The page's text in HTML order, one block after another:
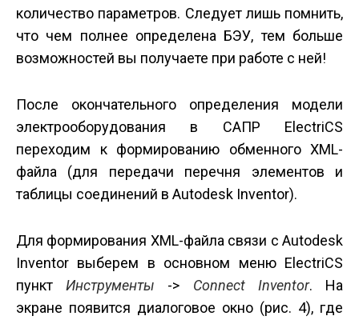
количество параметров. Следует лишь помнить,
что чем полнее определена БЭУ, тем больше
возможностей вы получаете при работе с ней!
После окончательного определения модели
электрооборудования в САПР ElectriCS
переходим к формированию обменного XML-
файла (для передачи перечня элементов и
таблицы соединений в Autodesk Inventor).
Для формирования XML-файла связи с Autodesk
Inventor выберем в основном меню ElectriCS
пунктИнструменты -> Connect Inventor. На
экране появится диалоговое окно (рис. 4), где